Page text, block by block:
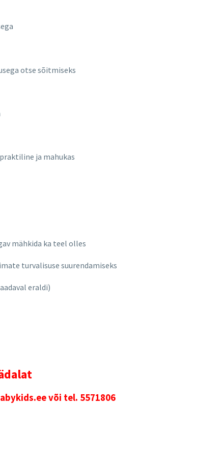
otse sõitmiseks
ja mahukas
mähkida ka teel olles
turvalisuse suurendamiseks
eraldi)
või tel. 5571806